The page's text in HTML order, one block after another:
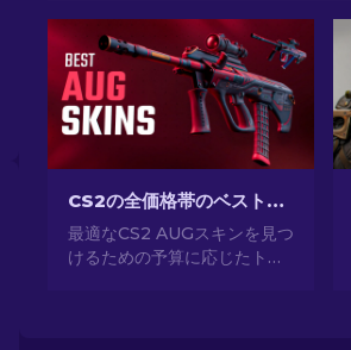
CS2の全価格帯のベストAUGスキン[2026]
最適なCS2 AUGスキンを見つ
けるための予算に応じたトッ